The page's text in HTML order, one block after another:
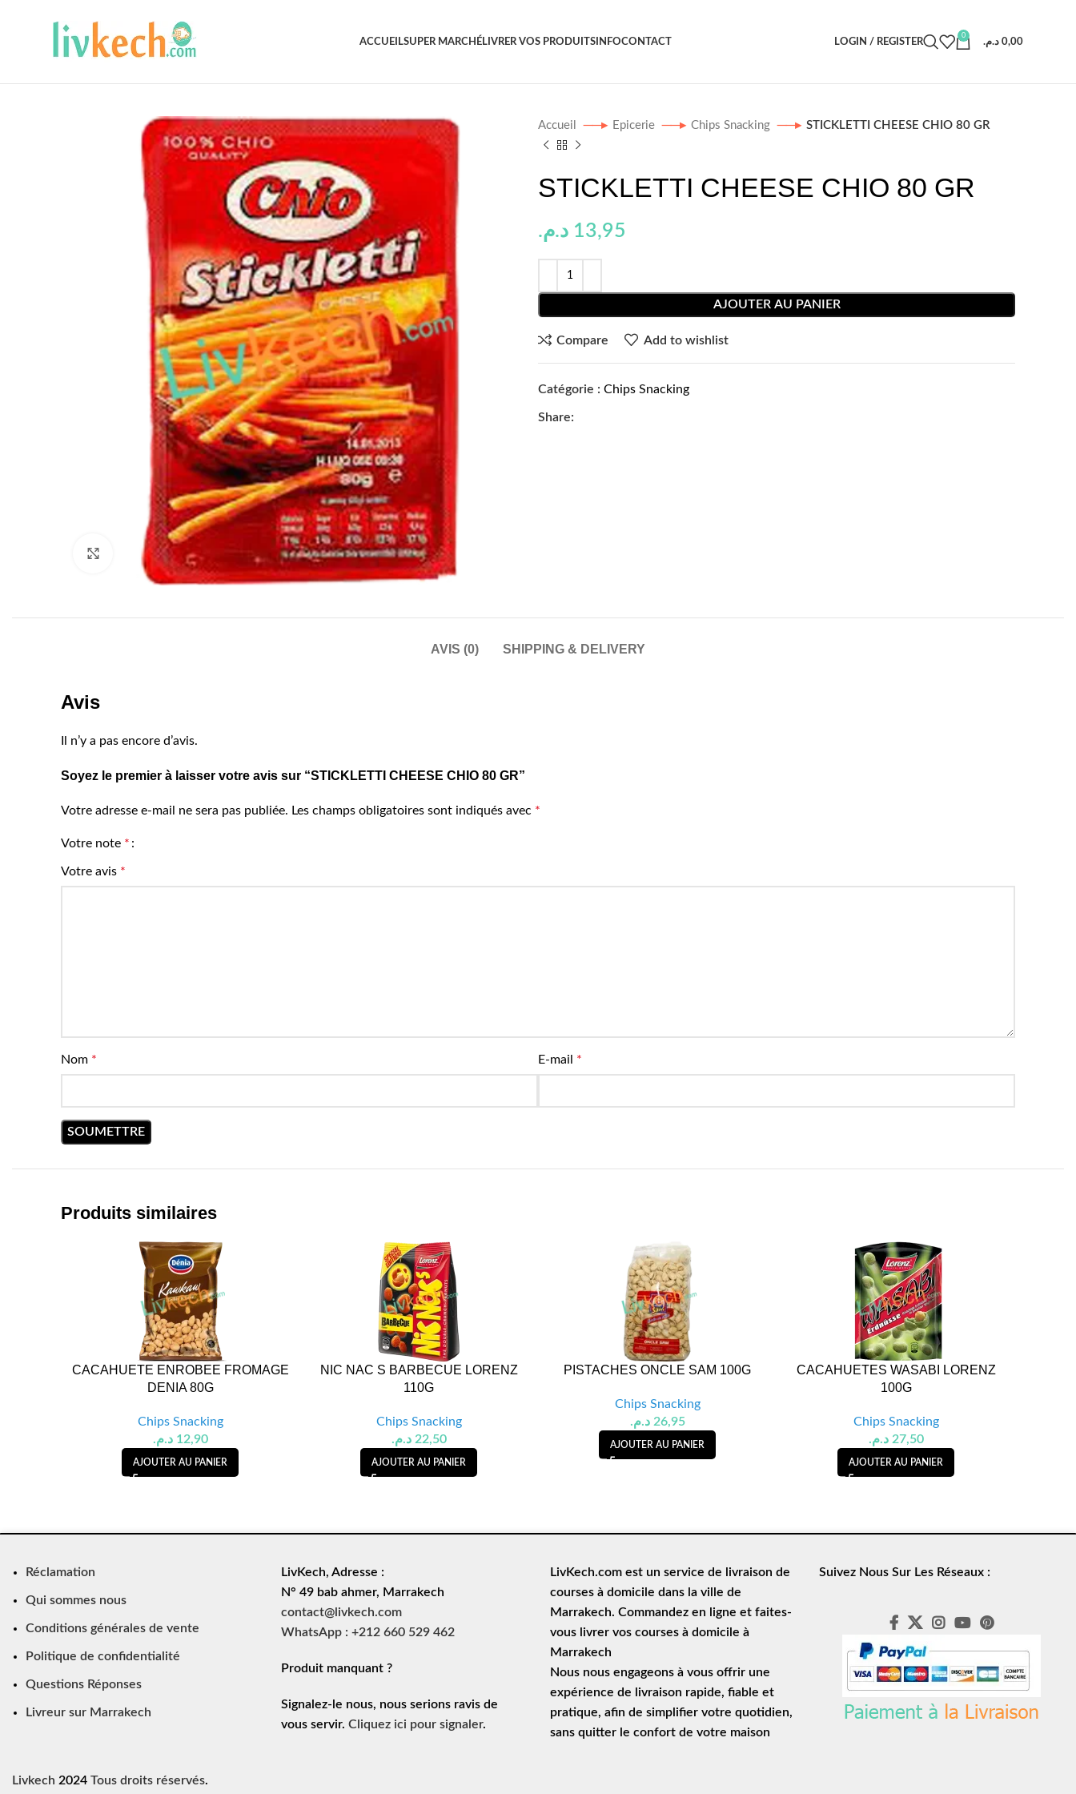
ACCUEILSUPER MARCHÉ LIVRER VOS PRODUITS INFOCONTACT LOGIN / REGISTER
0
0,00 د.م.
Click to enlarge
Accueil Epicerie Chips Snacking STICKLETTI CHEESE CHIO 80 GR
STICKLETTI CHEESE CHIO 80 GR
13,95 د.م.
AJOUTER AU PANIER
Compare Add to wishlist
Catégorie : Chips Snacking
Share:
AVIS (0) SHIPPING & DELIVERY
Avis
Il n’y a pas encore d’avis.
Soyez le premier à laisser votre avis sur “STICKLETTI CHEESE CHIO 80 GR”
Votre adresse e-mail ne sera pas publiée. Les champs obligatoires sont indiqués avec *
Votre note *
Votre avis *
Nom * E-mail *
Produits similaires
CACAHUETE ENROBEE FROMAGE
DENIA 80G
Chips Snacking
12,90 د.م.
AJOUTER AU PANIER
NIC NAC S BARBECUE LORENZ
110G
Chips Snacking
22,50 د.م.
AJOUTER AU PANIER
PISTACHES ONCLE SAM 100G
Chips Snacking
26,95 د.م.
AJOUTER AU PANIER
CACAHUETES WASABI LORENZ
100G
Chips Snacking
27,50 د.م.
AJOUTER AU PANIER
Réclamation
Qui sommes nous
Conditions générales de vente
Politique de confidentialité
Questions Réponses
Livreur sur Marrakech
LivKech, Adresse :
N° 49 bab ahmer, Marrakech
contact@livkech.com
WhatsApp : +212 660 529 462
Produit manquant ?
Signalez-le nous, nous serions ravis de
vous servir. Cliquez ici pour signaler.
LivKech.com est un service de
livraison de
courses à domicile dans la ville de
Marrakech. Commandez en ligne et faites-
vous livrer vos courses à domicile à
Marrakech
Nous nous engageons à vous offrir une
expérience de
livraison rapide, fiable et
pratique, afin de simplifier votre quotidien,
sans quitter le confort de votre maison
Suivez Nous Sur Les Réseaux :
Livkech 2024Tous droits réservés.